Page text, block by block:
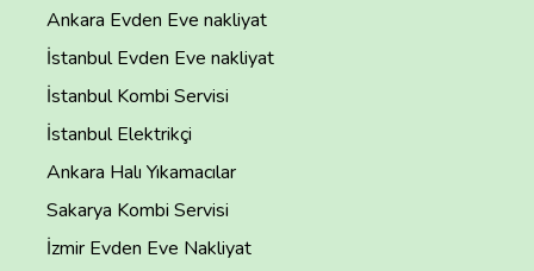
Ankara Evden Eve nakliyat
İstanbul Evden Eve nakliyat
İstanbul Kombi Servisi
İstanbul Elektrikçi
Ankara Halı Yıkamacılar
Sakarya Kombi Servisi
İzmir Evden Eve Nakliyat